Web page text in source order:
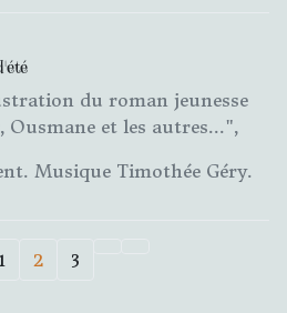
du roman jeunesse
Ousmane et les autres...",
Musique Timothée Géry.
1 2 3